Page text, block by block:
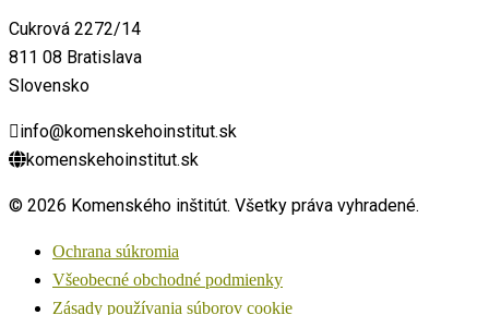
Cukrová 2272/14
811 08 Bratislava
Slovensko
info@komenskehoinstitut.sk
komenskehoinstitut.sk
© 2026 Komenského inštitút. Všetky práva vyhradené.
Ochrana súkromia
Všeobecné obchodné podmienky
Zásady používania súborov cookie